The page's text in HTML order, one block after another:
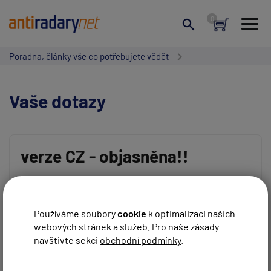
Používáme souborycookie k optimalizaci našich
webových stránek a služeb. Pro naše zásady
navštivte sekci obchodní podmínky.
Poradna, články vše co potřebujete vědět
Vaše dotazy
Vaše jméno:
Váš e-mail:
verze CZ - objasněna!!
Je to ze dne 7.7.2010 od nějakého experta BEL:
Existuje, neexistuje - to je takova hra se slovicky. Ve